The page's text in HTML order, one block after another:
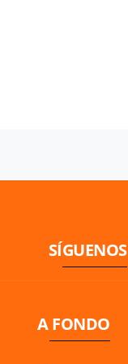
SÍGUENOS
A FONDO